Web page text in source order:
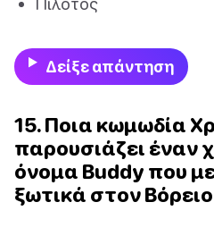
Δείξε απάντηση
15. Ποια κωμωδία
παρουσιάζει έναν
όνομα Buddy που
ξωτικά στον